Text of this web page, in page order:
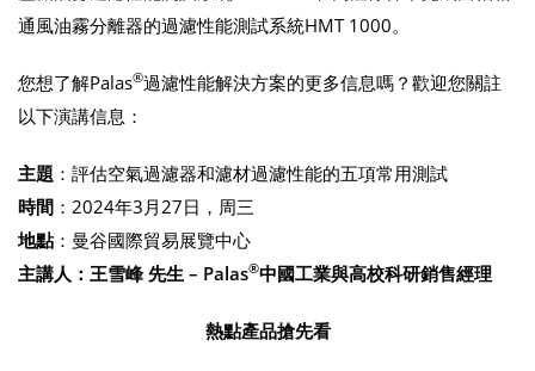
通風油霧分離器的過濾性能測試系統HMT 1000。
您想了解Palas®過濾性能解決方案的更多信息嗎？歡迎您關註
以下演講信息：
主題 ：評估空氣過濾器和濾材過濾性能的五項常用測試
時間 ：2024年3月27日，周三
地點 ：曼谷國際貿易展覽中心
主講人：王雪峰 先生 – Palas®中國工業與高校科研銷售經理
熱點產品搶先看